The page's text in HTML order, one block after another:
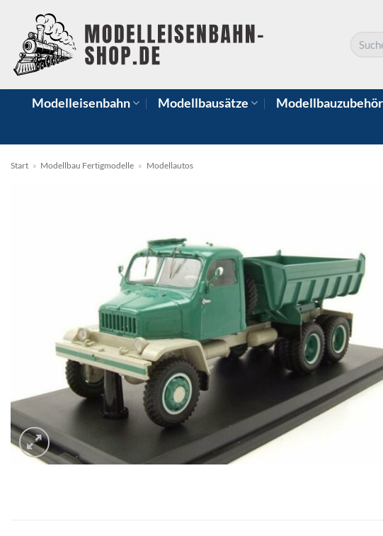
Inhalt
springen
Suchen
nach:
Modelleisenbahn Modellbausätze Modellbauzubehör
Start » Modellbau Fertigmodelle » Modellautos